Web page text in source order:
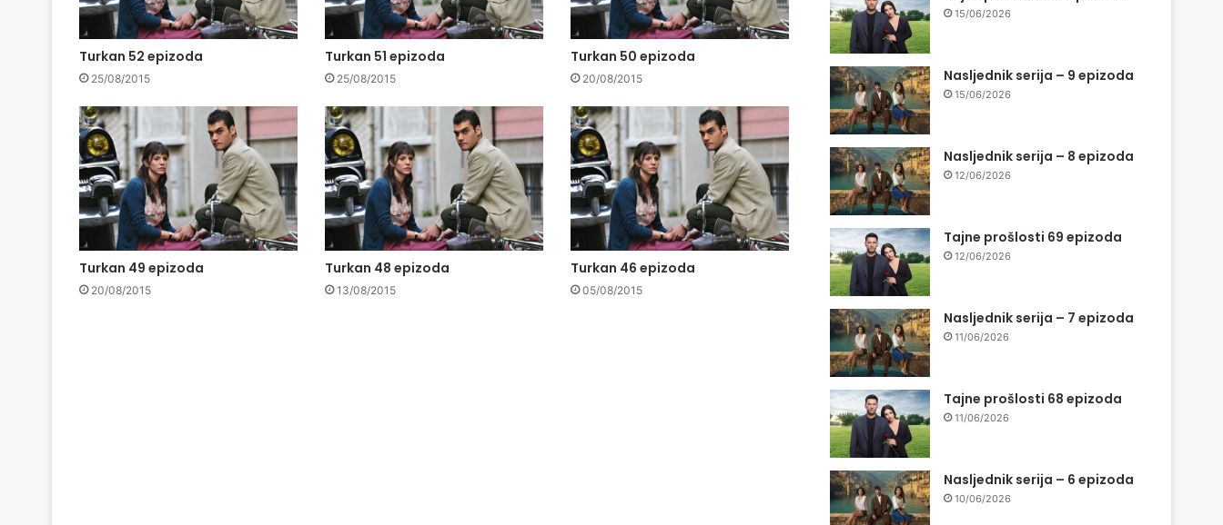
Turkan 52 epizoda
25/08/2015
Turkan 51 epizoda
25/08/2015
Turkan 50 epizoda
20/08/2015
Turkan 49 epizoda
20/08/2015
Turkan 48 epizoda
13/08/2015
Turkan 46 epizoda
05/08/2015
15/06/2026
Nasljednik serija – 9 epizoda
15/06/2026
Nasljednik serija – 8 epizoda
12/06/2026
Tajne prošlosti 69 epizoda
12/06/2026
Nasljednik serija – 7 epizoda
11/06/2026
Tajne prošlosti 68 epizoda
11/06/2026
Nasljednik serija – 6 epizoda
10/06/2026